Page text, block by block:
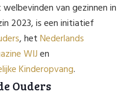
van gezinnen in
2023, is een initiatief
, hetNederlands
WIJen
Kinderopvang.
Ouders